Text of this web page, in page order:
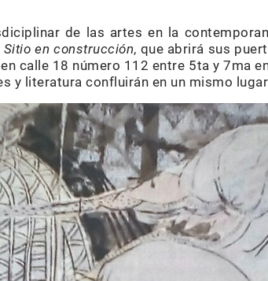
de las artes en la
Sitio en construcción, que abrirá sus
calle 18 número 112 entre 5ta y 7ma
y literatura confluirán en un mismo